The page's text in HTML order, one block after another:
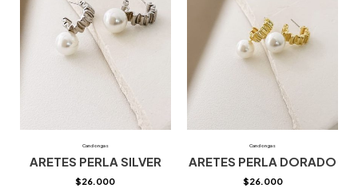
Candongas
ARETES PERLA SILVER
$26.000
Candongas
ARETES PERLA DORADO
$26.000